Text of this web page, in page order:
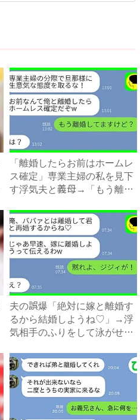
「離婚したらお前はホームレ
ス確定」専業主婦の私を見下
す浮気夫と義母→「もう離婚
夫の誤爆「絶対に嫁と離婚す
るから結婚しようね♡」→浮
気相手のふりをして泳がせて